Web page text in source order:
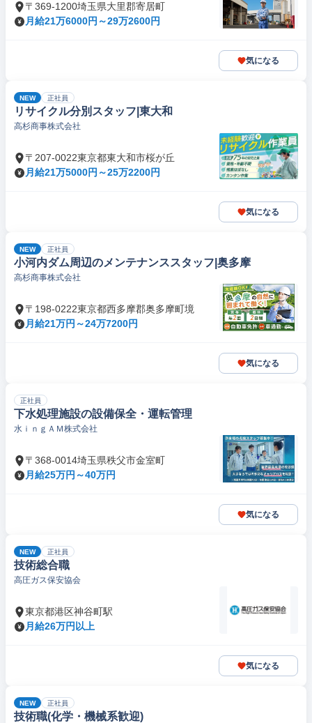
〒369-1200埼玉県大里郡寄居町
月給21万6000円～29万2600円
気になる
NEW 正社員
リサイクル分別スタッフ|東大和
高杉商事株式会社
〒207-0022東京都東大和市桜が丘
月給21万5000円～25万2200円
気になる
NEW 正社員
小河内ダム周辺のメンテナンススタッフ|奥多摩
高杉商事株式会社
〒198-0222東京都西多摩郡奥多摩町境
月給21万円～24万7200円
気になる
正社員
下水処理施設の設備保全・運転管理
水ｉｎｇＡＭ株式会社
〒368-0014埼玉県秩父市金室町
月給25万円～40万円
気になる
NEW 正社員
技術総合職
高圧ガス保安協会
東京都港区神谷町駅
月給26万円以上
気になる
NEW 正社員
技術職(化学・機械系歓迎)